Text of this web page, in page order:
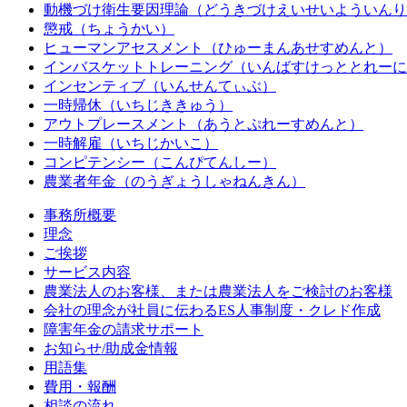
動機づけ衛生要因理論（どうきづけえいせいよういんり
懲戒（ちょうかい）
ヒューマンアセスメント（ひゅーまんあせすめんと）
インバスケットトレーニング（いんばすけっととれーに
インセンティブ（いんせんてぃぶ）
一時帰休（いちじききゅう）
アウトプレースメント（あうとぷれーすめんと）
一時解雇（いちじかいこ）
コンピテンシー（こんぴてんしー）
農業者年金（のうぎょうしゃねんきん）
事務所概要
理念
ご挨拶
サービス内容
農業法人のお客様、または農業法人をご検討のお客様
会社の理念が社員に伝わるES人事制度・クレド作成
障害年金の請求サポート
お知らせ/助成金情報
用語集
費用・報酬